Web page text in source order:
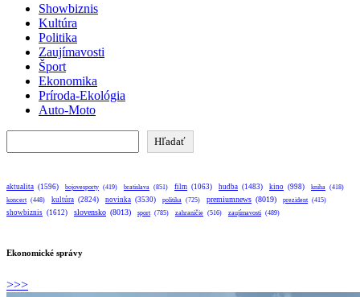
Showbiznis
Kultúra
Politika
Zaujímavosti
Šport
Ekonomika
Príroda-Ekológia
Auto-Moto
Hľadať
aktualita (1596) bojovesporty (419) bratislava (851) film (1063) hudba (1483) kino (998) kniha
(418)
koncert (448) kultúra (2824) novinka (3530) politika (725) premiumnews (8019) prezident (415)
showbiznis (1612) slovensko (8013) sport (785) zahraničie (516) zaujímavosti (489)
Ekonomické správy
>>>